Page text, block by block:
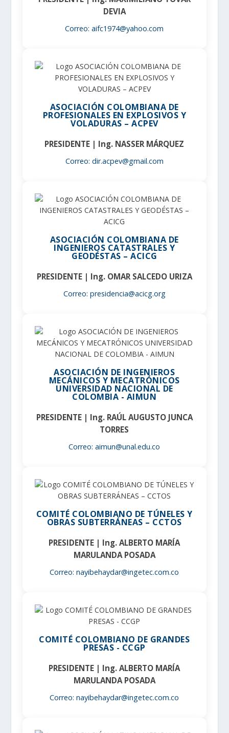
DEVIA
Correo: aifc1974@yahoo.com
ASOCIACIÓN COLOMBIANA DE
PROFESIONALES EN EXPLOSIVOS Y
VOLADURAS – ACPEV
PRESIDENTE | Ing. NASSER MÁRQUEZ
Correo: dir.acpev@gmail.com
ASOCIACIÓN COLOMBIANA DE
INGENIEROS CATASTRALES Y
GEODÉSTAS – ACICG
PRESIDENTE | Ing. OMAR SALCEDO URIZA
Correo: presidencia@acicg.org
ASOCIACIÓN DE INGENIEROS
MECÁNICOS Y MECATRÓNICOS
UNIVERSIDAD NACIONAL DE
COLOMBIA - AIMUN
PRESIDENTE | Ing. RAÚL AUGUSTO JUNCA
TORRES
Correo: aimun@unal.edu.co
COMITÉ COLOMBIANO DE TÚNELES Y
OBRAS SUBTERRÁNEAS – CCTOS
PRESIDENTE | Ing. ALBERTO MARÍA
MARULANDA POSADA
Correo: nayibehaydar@ingetec.com.co
COMITÉ COLOMBIANO DE GRANDES
PRESAS - CCGP
PRESIDENTE | Ing. ALBERTO MARÍA
MARULANDA POSADA
Correo: nayibehaydar@ingetec.com.co